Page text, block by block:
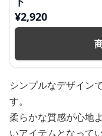
¥2,920
シンプルなデザイン
す。
柔らかな質感が心地
いアイテムとなってい